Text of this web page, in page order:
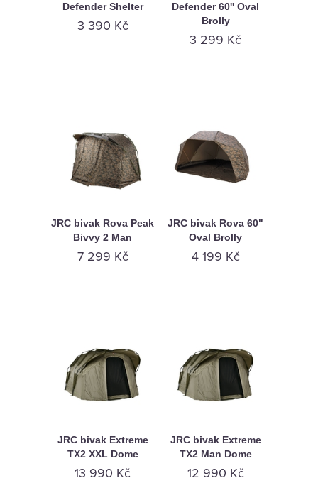
Defender Shelter
3 390 Kč
Defender 60'' Oval
Brolly
3 299 Kč
JRC bivak Rova Peak
Bivvy 2 Man
7 299 Kč
JRC bivak Rova 60"
Oval Brolly
4 199 Kč
JRC bivak Extreme
TX2 XXL Dome
13 990 Kč
JRC bivak Extreme
TX2 Man Dome
12 990 Kč